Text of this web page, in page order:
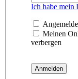
Ich habe mein
Meinen
verbergen